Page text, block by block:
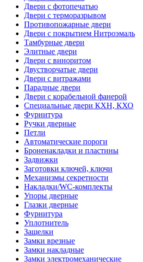
Двери с фотопечатью
Двери с терморазрывом
Противопожарные двери
Двери с покрытием Нитроэмаль
Тамбурные двери
Элитные двери
Двери с виноритом
Двустворчатые двери
Двери с витражами
Парадные двери
Двери с корабельной фанерой
Специальные двери КХН, КХО
Фурнитура
Ручки дверные
Петли
Автоматические пороги
Броненакладки и пластины
Задвижки
Заготовки ключей, ключи
Механизмы секретности
Накладки/WC-комплекты
Упоры дверные
Глазки дверные
Фурнитура
Уплотнитель
Защелки
Замки врезные
Замки накладные
Замки электромеханические